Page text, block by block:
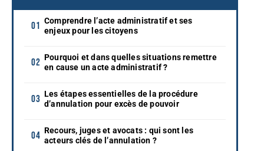
Comprendre l’acte administratif et ses
enjeux pour les citoyens
Pourquoi et dans quelles situations remettre
en cause un acte administratif ?
Les étapes essentielles de la procédure
d’annulation pour excès de pouvoir
Recours, juges et avocats : qui sont les
acteurs clés de l’annulation ?